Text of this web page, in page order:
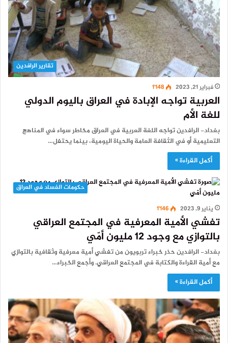
تقارير الرافدين
فبراير 21, 2023
1٬148
العربية تواجه الإبادة في العراق باليوم الدولي
للغة الأم
بغداد- الرافدين تواجه اللغة العربية في العراق مخاطر سواء في المناهج
التعليمية أو في الثقافة العامة والحياة اليومية، بينما يحتفل…
أكمل القراءة »
حكومات الفساد في العراق
يناير 9, 2023
1٬146
تفشي الأمية المعرفية في المجتمع العراقي
بالتوازي مع وجود 12 مليون أمّي
بغداد- الرافدين حذر خبراء تربويون من تفشي أمية معرفية وثقافية بالتوازي
مع أمية القراءة والكتابة في المجتمع العراقي. وأجمع الخبراء…
أكمل القراءة »